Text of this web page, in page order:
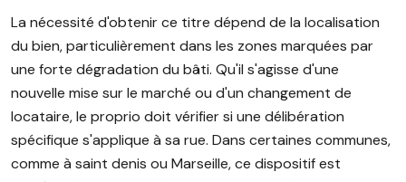
La nécessité d'obtenir ce titre dépend de la localisation
du bien, particulièrement dans les zones marquées par
une forte dégradation du bâti. Qu'il s'agisse d'une
nouvelle mise sur le marché ou d'un changement de
locataire, le proprio doit vérifier si une délibération
spécifique s'applique à sa rue. Dans certaines communes,
comme à saint denis ou Marseille, ce dispositif est